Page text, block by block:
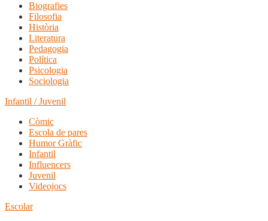
Biografies
Filosofia
Història
Literatura
Pedagogia
Política
Psicologia
Sociologia
Infantil / Juvenil
Còmic
Escola de pares
Humor Gràfic
Infantil
Influencers
Juvenil
Videojocs
Escolar